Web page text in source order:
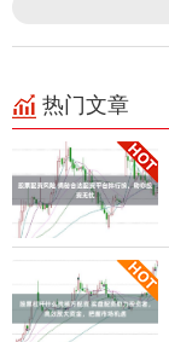
热门文章